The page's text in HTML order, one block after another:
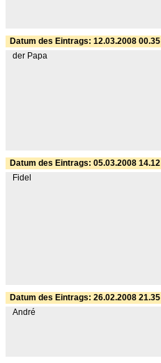
Datum des Eintrags: 12.03.2008 00.35
der Papa
Datum des Eintrags: 05.03.2008 14.12
Fidel
Datum des Eintrags: 26.02.2008 21.35
André